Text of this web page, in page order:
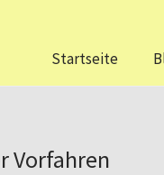
Startseite
Vorfahren